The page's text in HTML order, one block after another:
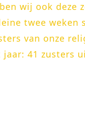
wij ook deze
twee weken
van onze
41 zusters